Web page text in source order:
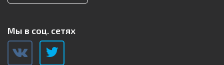
Мы в соц. сетях